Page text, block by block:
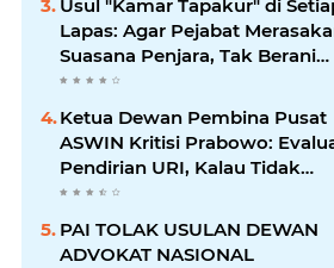
Oknum
Usul "Kamar Tapakur" di
Lapas: Agar Pejabat
Suasana Penjara, Tak Berani
Korupsi dan Menyalahgunakan
Ketua Dewan Pembina Pusat
ASWIN Kritisi Prabowo:
Pendirian URI, Kalau Tidak
Mendesak Sebaiknya
PAI TOLAK USULAN DEWAN
ADVOKAT NASIONAL